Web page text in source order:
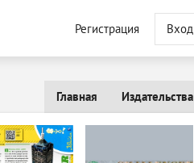
Регистрация Вход
Издательства
Главная